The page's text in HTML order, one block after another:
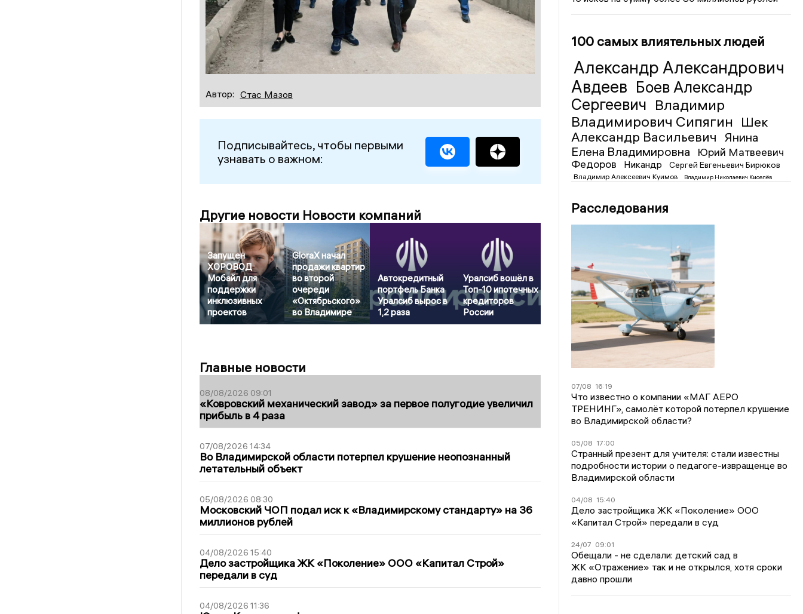
Автор: Стас Мазов
Подписывайтесь, чтобы первыми
узнавать о важном:
Другие новости Новости компаний
Запущен
ХОРОВОД
Мобайл для
поддержки
инклюзивных
проектов
GloraX начал
продажи квартир
во второй
очереди
«Октябрьского»
во Владимире
Автокредитный
портфель Банка
Уралсиб вырос в
1,2 раза
Уралсиб вошёл в
Топ-10 ипотечных
кредиторов
России
Главные новости
08/08/2026 09:01
«Ковровский механический завод» за первое полугодие увеличил
прибыль в 4 раза
07/08/2026 14:34
Во Владимирской области потерпел крушение неопознанный
летательный объект
05/08/2026 08:30
Московский ЧОП подал иск к «Владимирскому стандарту» на 36
миллионов рублей
04/08/2026 15:40
Дело застройщика ЖК «Поколение» ООО «Капитал Строй»
передали в суд
04/08/2026 11:36
100 самых влиятельных людей
Александр Александрович
Авдеев Боев Александр
Сергеевич Владимир
Владимирович Сипягин Шек
Александр Васильевич
Янина
Елена Владимировна
Юрий Матвеевич
Федоров
Никандр Сергей Евгеньевич Бирюков
Владимир Алексеевич Куимов Владимир Николаевич Киселёв
Расследования
07/08 16:19
Что известно о компании «МАГ АЕРО
ТРЕНИНГ», самолёт которой потерпел крушение
во Владимирской области?
05/08 17:00
Странный презент для учителя: стали известны
подробности истории о педагоге-извращенце во
Владимирской области
04/08 15:40
Дело застройщика ЖК «Поколение» ООО
«Капитал Строй» передали в суд
24/07 09:01
Обещали - не сделали: детский сад в
ЖК «Отражение» так и не открылся, хотя сроки
давно прошли